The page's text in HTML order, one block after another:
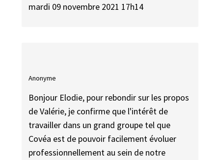
mardi 09 novembre 2021 17h14
Anonyme
Bonjour Elodie, pour rebondir sur les propos
de Valérie, je confirme que l'intérêt de
travailler dans un grand groupe tel que
Covéa est de pouvoir facilement évoluer
professionnellement au sein de notre